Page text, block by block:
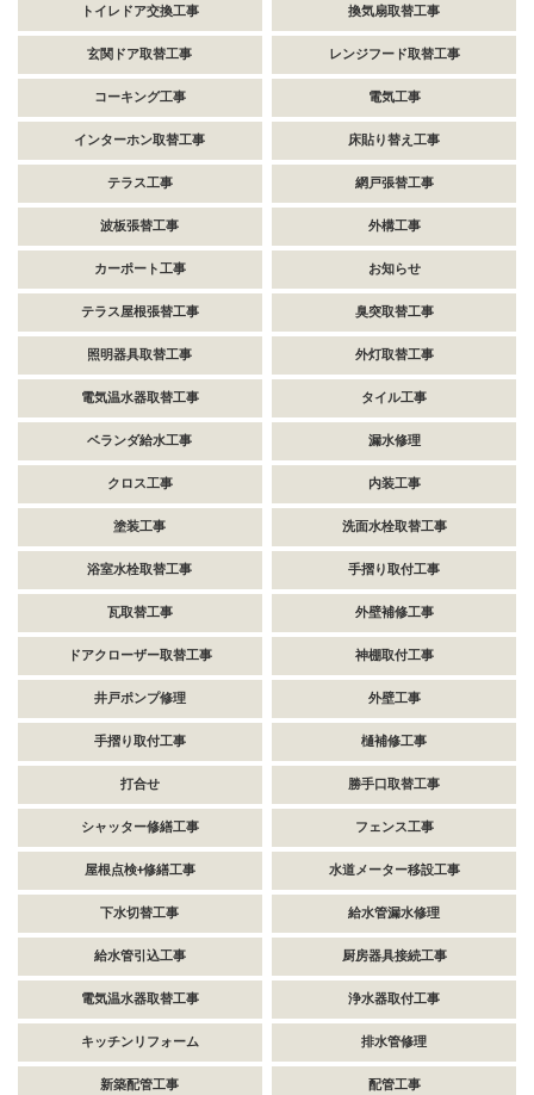
トイレドア交換工事 換気扇取替工事
玄関ドア取替工事 レンジフード取替工事
コーキング工事 電気工事
インターホン取替工事 床貼り替え工事
テラス工事 網戸張替工事
波板張替工事 外構工事
カーポート工事 お知らせ
テラス屋根張替工事 臭突取替工事
照明器具取替工事 外灯取替工事
電気温水器取替工事 タイル工事
ベランダ給水工事 漏水修理
クロス工事 内装工事
塗装工事 洗面水栓取替工事
浴室水栓取替工事 手摺り取付工事
瓦取替工事 外壁補修工事
ドアクローザー取替工事 神棚取付工事
井戸ポンプ修理 外壁工事
手摺り取付工事 樋補修工事
打合せ 勝手口取替工事
シャッター修繕工事 フェンス工事
屋根点検+修繕工事 水道メーター移設工事
下水切替工事 給水管漏水修理
給水管引込工事 厨房器具接続工事
電気温水器取替工事 浄水器取付工事
キッチンリフォーム 排水管修理
新築配管工事 配管工事